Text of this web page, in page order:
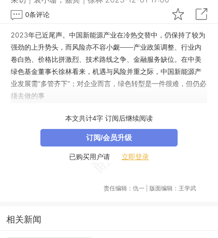
0条评论
2023年已近尾声。中国新能源产业在冷热交替中，仍保持了较为
强劲的上升势头，而风险亦不容小觑——产业政策调整、行业内
卷白热、价格比拼激烈、技术路线之争、金融服务缺位。在中美
绿色基金董事长徐林看来，机遇与风险并重之际，中国新能源产
业发展需“多管齐下”；对企业而言，绿色转型是一件很难，但仍必
须去做的事
本文共计4字 订阅后继续阅读
订阅/会员升级
已购买用户请 立即登录
责任编辑：仇一 | 版面编辑：王学武
相关新闻